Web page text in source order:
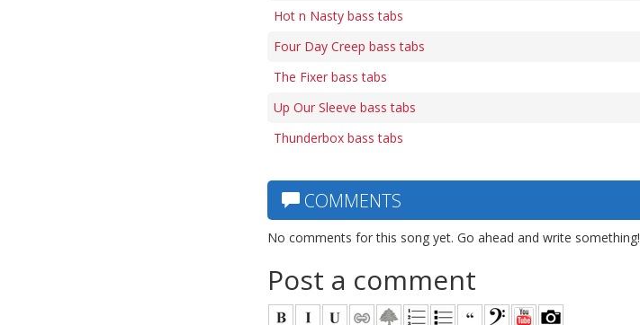
Hot n Nasty bass tabs
Four Day Creep bass tabs
The Fixer bass tabs
Up Our Sleeve bass tabs
Thunderbox bass tabs
COMMENTS
No comments for this song yet. Go ahead and write something!
Post a comment